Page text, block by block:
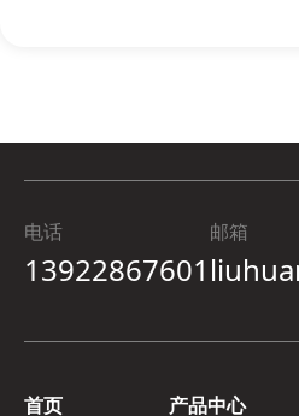
电话
13922867601
邮箱
首页 产品中心